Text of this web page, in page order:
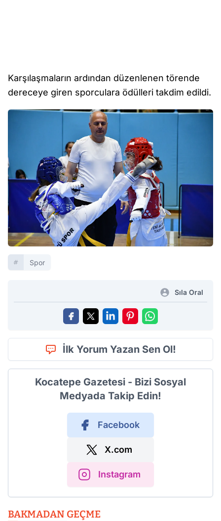
Karşılaşmaların ardından düzenlenen törende
dereceye giren sporculara ödülleri takdim edildi.
Spor
Sıla Oral
İlk Yorum Yazan Sen Ol!
Kocatepe Gazetesi - Bizi Sosyal
Medyada Takip Edin!
Facebook
X.com
Instagram
BAKMADAN GEÇME